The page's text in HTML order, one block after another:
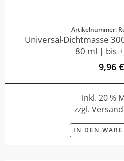
Artikelnummer:
Universal-Dichtmasse
80 ml | bis
9,96 €
inkl. 20 %
zzgl.
IN DEN